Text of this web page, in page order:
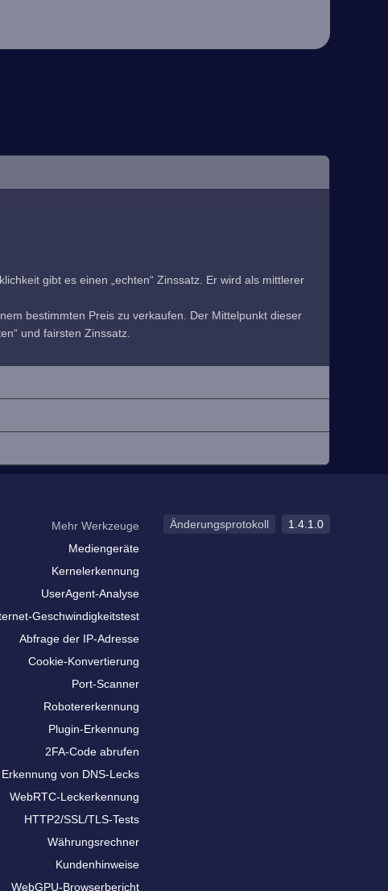
gibt es einen „echten“ Zinssatz. Er wird als mittlerer
bestimmten Preis zu verkaufen. Der Mittelpunkt dieser
und fairsten Zinssatz.
Mehr Werkzeuge
Mediengeräte
Kernelerkennung
UserAgent-Analyse
Geschwindigkeitstest
Abfrage der IP-Adresse
Cookie-Konvertierung
Port-Scanner
Robotererkennung
Plugin-Erkennung
2FA-Code abrufen
Erkennung von DNS-Lecks
WebRTC-Leckerkennung
HTTP2/SSL/TLS-Tests
Währungsrechner
Kundenhinweise
WebGPU-Browserbericht
Änderungsprotokoll 1.4.1.0